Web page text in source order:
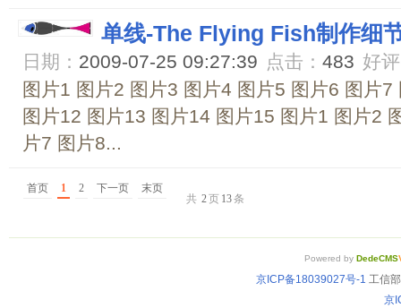
单线-The Flying Fish制作细
日期： 2009-07-25 09:27:39 点击： 483 好
图片1 图片2 图片3 图片4 图片5 图片6 图片
图片12 图片13 图片14 图片15 图片1 图片2
片7 图片8...
首页 1 2 下一页
末页
共 2页 13条
Powered by DedeCMS
京ICP备18039027号-1 工信
京